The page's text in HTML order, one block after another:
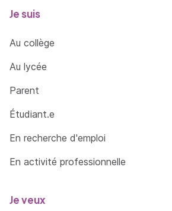
Je suis
Au collège
Au lycée
Parent
Étudiant.e
En recherche d'emploi
En activité professionnelle
Je veux